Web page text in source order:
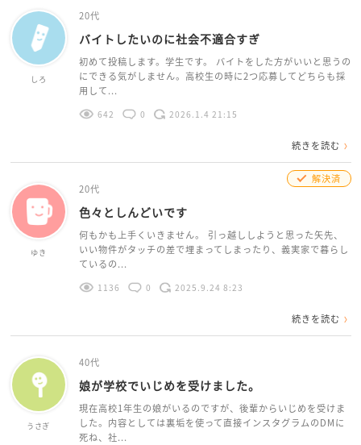
しろ
20代
バイトしたいのに社会不適合すぎ
初めて投稿します。学生です。 バイトをした方がいいと思うの
にできる気がしません。高校生の時に2つ応募してどちらも採
用して...
642 0 2026.1.4 21:15
続きを読む
ゆき
解決済
20代
色々としんどいです
何もかも上手くいきません。 引っ越ししようと思った矢先、
いい物件がタッチの差で埋まってしまったり、義実家で暮らし
ているの...
1136 0 2025.9.24 8:23
続きを読む
うさぎ
40代
娘が学校でいじめを受けました。
現在高校1年生の娘がいるのですが、後輩からいじめを受けま
した。内容としては裏垢を使って直接インスタグラムのDMに
死ね、社...